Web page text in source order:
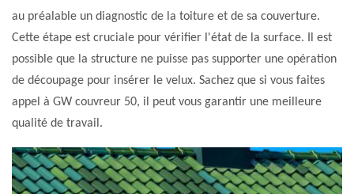
au préalable un diagnostic de la toiture et de sa couverture.
Cette étape est cruciale pour vérifier l'état de la surface. Il est
possible que la structure ne puisse pas supporter une opération
de découpage pour insérer le velux. Sachez que si vous faites
appel à GW couvreur 50, il peut vous garantir une meilleure
qualité de travail.